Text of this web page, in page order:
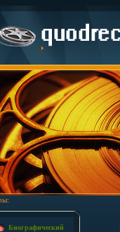
Биографический